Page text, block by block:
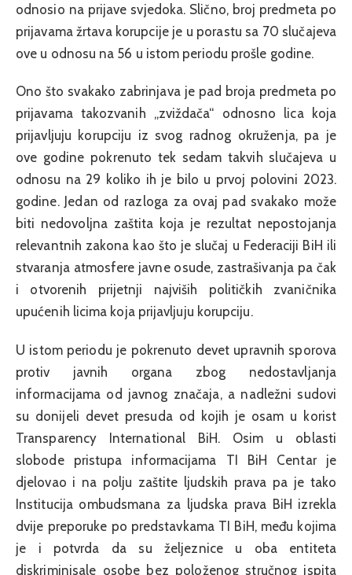
odnosio na prijave svjedoka. Slično, broj predmeta po
prijavama žrtava korupcije je u porastu sa 70 slučajeva
ove u odnosu na 56 u istom periodu prošle godine.
Ono što svakako zabrinjava je pad broja predmeta po
prijavama takozvanih „zviždača“ odnosno lica koja
prijavljuju korupciju iz svog radnog okruženja, pa je
ove godine pokrenuto tek sedam takvih slučajeva u
odnosu na 29 koliko ih je bilo u prvoj polovini 2023.
godine. Jedan od razloga za ovaj pad svakako može
biti nedovoljna zaštita koja je rezultat nepostojanja
relevantnih zakona kao što je slučaj u Federaciji BiH ili
stvaranja atmosfere javne osude, zastrašivanja pa čak
i otvorenih prijetnji najviših političkih zvaničnika
upućenih licima koja prijavljuju korupciju.
U istom periodu je pokrenuto devet upravnih sporova
protiv javnih organa zbog nedostavljanja
informacijama od javnog značaja, a nadležni sudovi
su donijeli devet presuda od kojih je osam u korist
Transparency International BiH. Osim u oblasti
slobode pristupa informacijama TI BiH Centar je
djelovao i na polju zaštite ljudskih prava pa je tako
Institucija ombudsmana za ljudska prava BiH izrekla
dvije preporuke po predstavkama TI BiH, među kojima
je i potvrda da su željeznice u oba entiteta
diskriminisale osobe bez položenog stručnog ispita